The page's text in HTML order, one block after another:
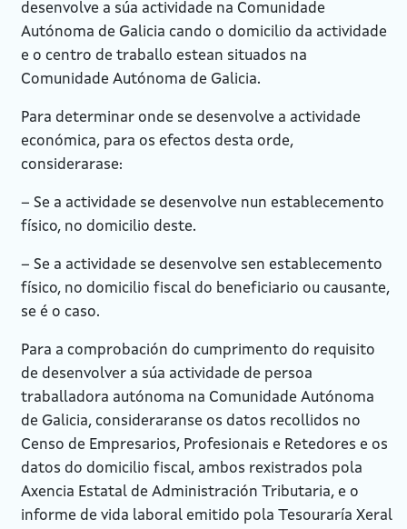
desenvolve a súa actividade na Comunidade
Autónoma de Galicia cando o domicilio da actividade
e o centro de traballo estean situados na
Comunidade Autónoma de Galicia.
Para determinar onde se desenvolve a actividade
económica, para os efectos desta orde,
considerarase:
– Se a actividade se desenvolve nun establecemento
físico, no domicilio deste.
– Se a actividade se desenvolve sen establecemento
físico, no domicilio fiscal do beneficiario ou causante,
se é o caso.
Para a comprobación do cumprimento do requisito
de desenvolver a súa actividade de persoa
traballadora autónoma na Comunidade Autónoma
de Galicia, consideraranse os datos recollidos no
Censo de Empresarios, Profesionais e Retedores e os
datos do domicilio fiscal, ambos rexistrados pola
Axencia Estatal de Administración Tributaria, e o
informe de vida laboral emitido pola Tesouraría Xeral